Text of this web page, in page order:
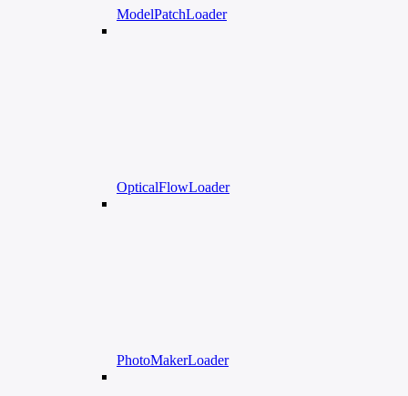
ModelPatchLoader
OpticalFlowLoader
PhotoMakerLoader